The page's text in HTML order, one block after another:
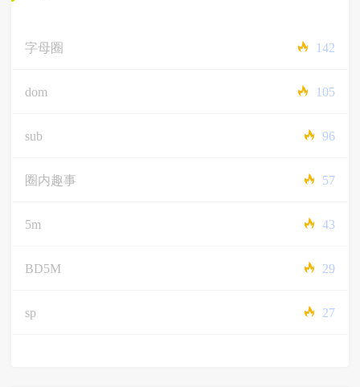
字母圈 142
dom 105
sub 96
圈内趣事 57
5m 43
BD5M 29
sp 27